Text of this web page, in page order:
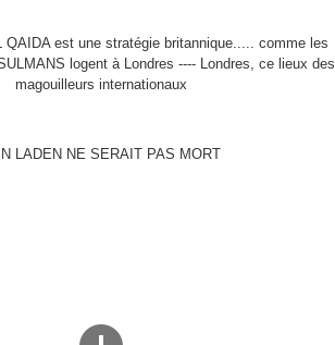
QAIDA est une stratégie britannique..... comme les
logent à Londres ---- Londres, ce lieux des
magouilleurs internationaux
LADEN NE SERAIT PAS MORT